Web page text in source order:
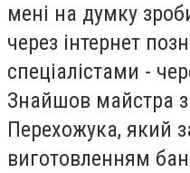
мені на думку
через інтернет
спеціалістами -
Знайшов майстра з
Перехожука, який
виготовленням